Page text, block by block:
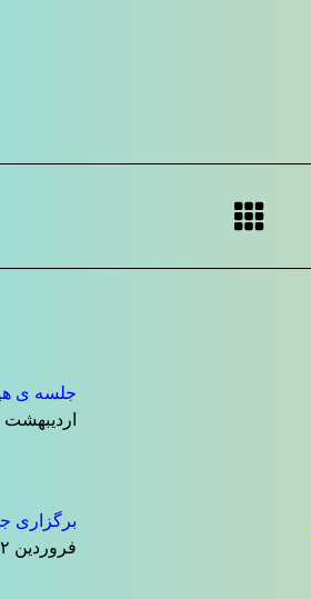
جلسه ی
اردیبهشت ۷, ۱۴۰۴
برگزاری
فروردین ۱۲, ۱۴۰۴